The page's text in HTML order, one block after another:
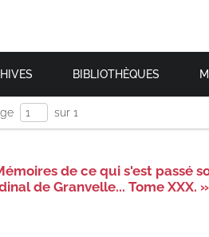
BIBLIOTHÈQUES
sur 1
de ce qui s'est passé
de Granvelle... Tome XXX.